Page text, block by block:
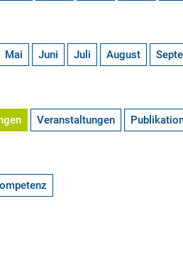
Mai Juni Juli August
Veranstaltungen